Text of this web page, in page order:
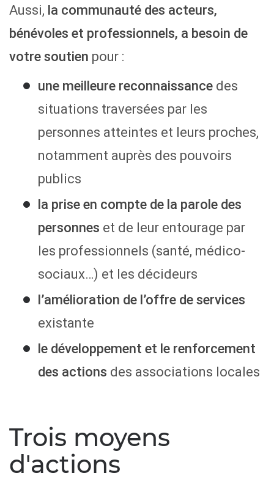
Aussi, la communauté des acteurs,
bénévoles et professionnels, a besoin de
votre soutien pour :
une meilleure reconnaissance des
situations traversées par les
personnes atteintes et leurs proches,
notamment auprès des pouvoirs
publics
la prise en compte de la parole des
personnes et de leur entourage par
les professionnels (santé, médico-
sociaux…) et les décideurs
l’amélioration de l’offre de services
existante
le développement et le renforcement
des actions des associations locales
Trois moyens
d'actions